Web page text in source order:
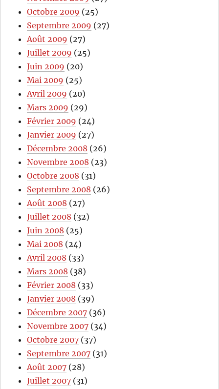
Octobre 2009 (25)
Septembre 2009 (27)
Août 2009 (27)
Juillet 2009 (25)
Juin 2009 (20)
Mai 2009 (25)
Avril 2009 (20)
Mars 2009 (29)
Février 2009 (24)
Janvier 2009 (27)
Décembre 2008 (26)
Novembre 2008 (23)
Octobre 2008 (31)
Septembre 2008 (26)
Août 2008 (27)
Juillet 2008 (32)
Juin 2008 (25)
Mai 2008 (24)
Avril 2008 (33)
Mars 2008 (38)
Février 2008 (33)
Janvier 2008 (39)
Décembre 2007 (36)
Novembre 2007 (34)
Octobre 2007 (37)
Septembre 2007 (31)
Août 2007 (28)
Juillet 2007 (31)